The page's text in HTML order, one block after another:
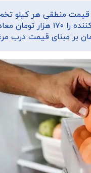
قیمت منطقی هر کیلو
بر مبنای قیمت درب